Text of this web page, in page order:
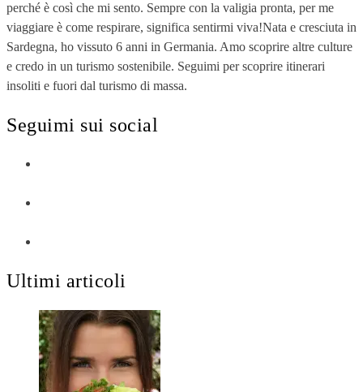
perché è così che mi sento. Sempre con la valigia pronta, per me
viaggiare è come respirare, significa sentirmi viva!Nata e cresciuta in
Sardegna, ho vissuto 6 anni in Germania. Amo scoprire altre culture
e credo in un turismo sostenibile. Seguimi per scoprire itinerari
insoliti e fuori dal turismo di massa.
Seguimi sui social
Ultimi articoli